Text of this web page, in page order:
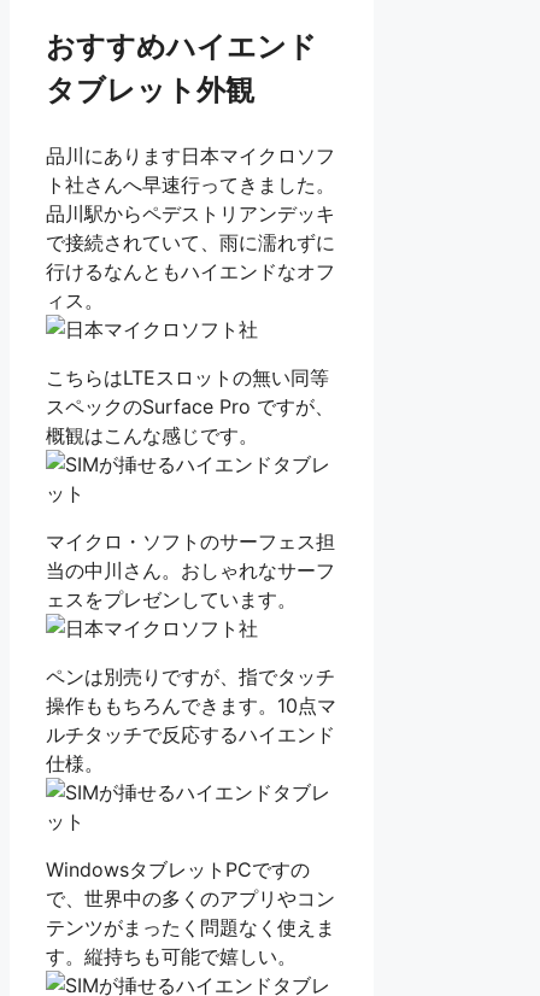
おすすめハイエンド
タブレット外観
品川にあります日本マイクロソフ
ト社さんへ早速行ってきました。
品川駅からペデストリアンデッキ
で接続されていて、雨に濡れずに
行けるなんともハイエンドなオフ
ィス。
こちらはLTEスロットの無い同等
スペックのSurface Pro ですが、
概観はこんな感じです。
マイクロ・ソフトのサーフェス担
当の中川さん。おしゃれなサーフ
ェスをプレゼンしています。
ペンは別売りですが、指でタッチ
操作ももちろんできます。10点マ
ルチタッチで反応するハイエンド
仕様。
WindowsタブレットPCですの
で、世界中の多くのアプリやコン
テンツがまったく問題なく使えま
す。縦持ちも可能で嬉しい。